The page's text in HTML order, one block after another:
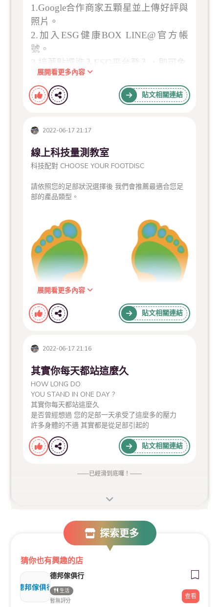
1.Google合作商家五顆星並上傳好評與
照片。
2. 加入 ESG健康BOX LINE@ 官方帳
號。
接著點選進入 ESG 平台登入，即可免
費領取ESG VIP PASS
展開看更多內容
貼文相關連結
2022-06-17 21:17
線上科技量測教室
科技配對 CHOOSE YOUR FOOTDISC
請依照您的足部狀況選擇後 我們會推薦最適合您足
部的產品類型。
展開看更多內容
貼文相關連結
2022-06-17 21:16
其實你每天都站這麼久
HOW LONG DO
YOU STAND IN ONE DAY ?
其實你每天都站這麼久
是否曾經想過 您的足部一天承受了這麼多的壓力
許多身體的不適 其實都是從足部引起的
貼文相關連結
——已經滑到底囉！ ——
探索更多
猜你也有興趣的店
德邦傢俱行
生活
暫無評分
查看